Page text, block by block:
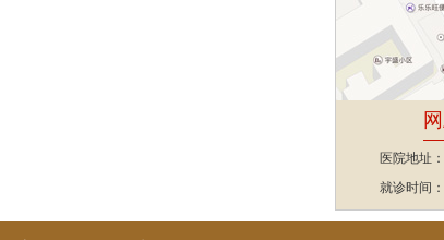
医院地址
就诊时间